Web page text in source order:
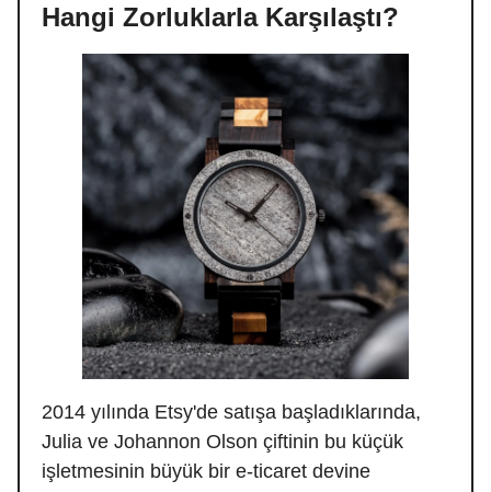
Hangi Zorluklarla Karşılaştı?
2014 yılında Etsy'de satışa başladıklarında,
Julia ve Johannon Olson çiftinin bu küçük
işletmesinin büyük bir e-ticaret devine